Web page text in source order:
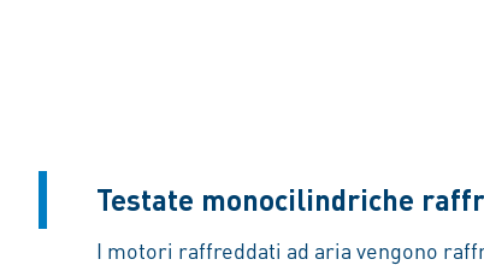
Testate monocilindriche
I motori raffreddati ad aria vengono